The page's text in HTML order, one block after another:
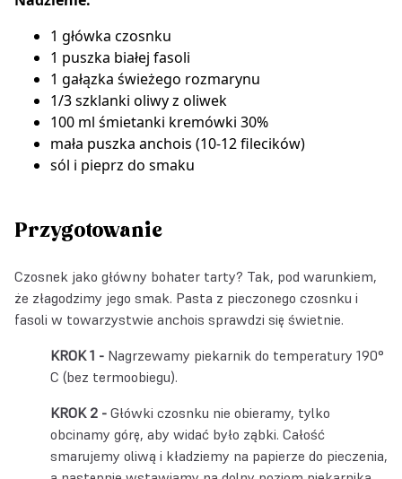
1 główka czosnku
1 puszka białej fasoli
1 gałązka świeżego rozmarynu
1/3 szklanki oliwy z oliwek
100 ml śmietanki kremówki 30%
mała puszka anchois (10-12 filecików)
sól i pieprz do smaku
Przygotowanie
Czosnek jako główny bohater tarty? Tak, pod warunkiem,
że złagodzimy jego smak. Pasta z pieczonego czosnku i
fasoli w towarzystwie anchois sprawdzi się świetnie.
Nagrzewamy piekarnik do temperatury 190°
C (bez termoobiegu).
Główki czosnku nie obieramy, tylko
obcinamy górę, aby widać było ząbki. Całość
smarujemy oliwą i kładziemy na papierze do pieczenia,